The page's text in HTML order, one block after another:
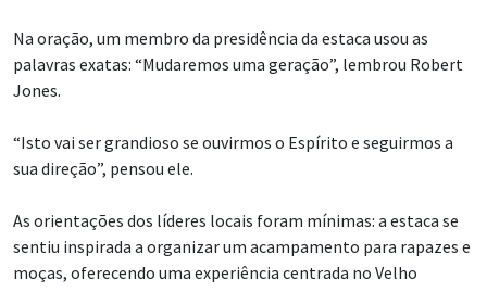
Na oração, um membro da presidência da estaca usou as
palavras exatas: “Mudaremos uma geração”, lembrou Robert
Jones.
“Isto vai ser grandioso se ouvirmos o Espírito e seguirmos a
sua direção”, pensou ele.
As orientações dos líderes locais foram mínimas: a estaca se
sentiu inspirada a organizar um acampamento para rapazes e
moças, oferecendo uma experiência centrada no Velho